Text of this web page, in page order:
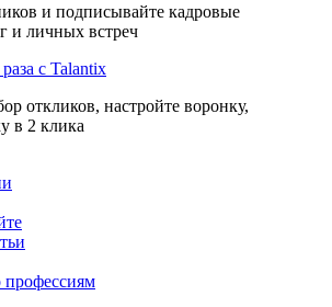
и подписывайте кадровые
и личных встреч
с Talantix
откликов, настройте воронку,
в 2 клика